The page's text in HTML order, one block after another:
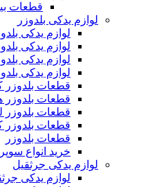
قطعات بیل مکانیکی
لوازم یدکی بلدوزر
لوازم یدکی بلدوزر کاترپیلار
لوازم یدکی بلدوزر
لوازم یدکی بلدوزر هپکو
لوازم یدکی بلدوزر لیبهر
قطعات بلدوزر کاترپیلار
قطعات بلدوزر هپکو
قطعات بلدوزر لیبهر
قطعات بلدوزر کوماتسو
قطعات بلدوزر
خرید انواع سوپر شارژ
لوازم یدکی جرثقیل
لوازم یدکی جرثقیل تادانو